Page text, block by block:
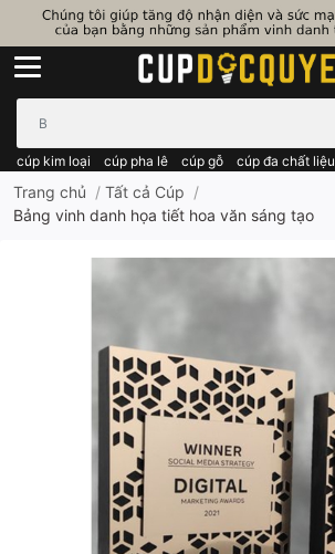
cúp kim loại cúp pha lê cúp gỗ cúp đa chất liệu
Trang chủ / Tất cả Cúp /
Bảng vinh danh họa tiết hoa văn sáng tạo